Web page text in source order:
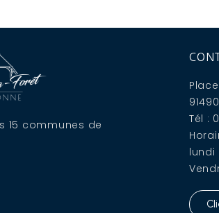
15 communes de
Tél :
lundi